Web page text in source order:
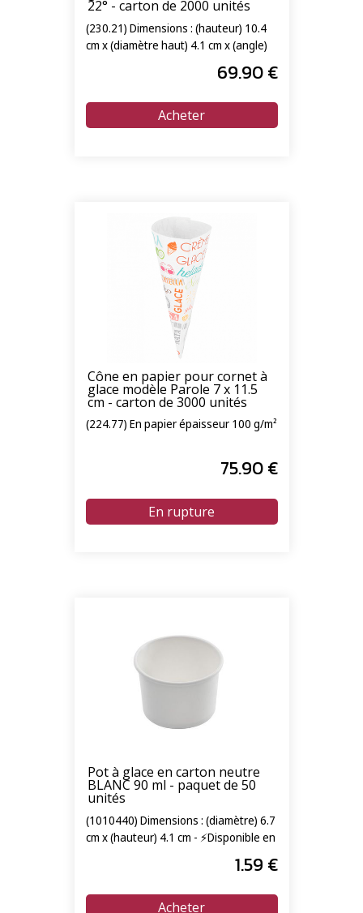
22° - carton de 2000 unités
(230.21) Dimensions : (hauteur) 10.4
cm x (diamètre haut) 4.1 cm x (angle)
69.90€
Cône en papier pour cornet à
glace modèle Parole 7 x 11.5
cm - carton de 3000 unités
(224.77) En papier épaisseur 100 g/m²
75.90€
Pot à glace en carton neutre
BLANC 90 ml - paquet de 50
unités
(1010440) Dimensions : (diamètre) 6.7
cm x (hauteur) 4.1 cm - ⚡Disponible en
1.59 €